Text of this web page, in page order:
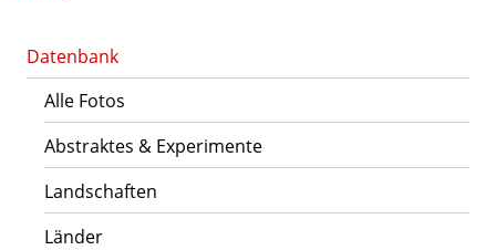
Datenbank
Alle Fotos
Abstraktes & Experimente
Landschaften
Länder